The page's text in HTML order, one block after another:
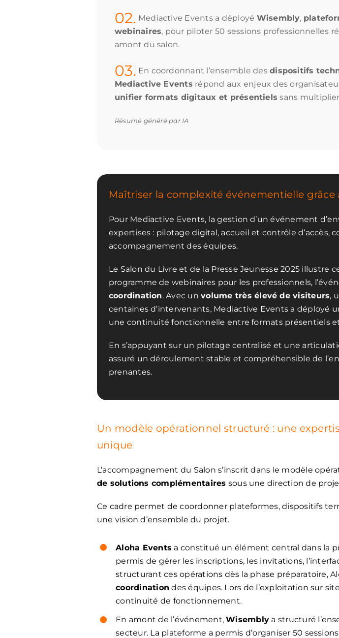
02. Mediactive Events a déployé Wisembly,
webinaires, pour piloter 50 sessions professionnelles
amont du salon.
03. En coordonnant l’ensemble desdispositifs
Mediactive Events répond aux enjeux des
unifier formats digitaux et présentiels sans
Résumé généré par IA
Maîtriser la complexité événementielle grâce
Pour Mediactive Events, la gestion d’un événement
expertises : pilotage digital, accueil et contrôle
accompagnement des équipes.
Le Salon du Livre et de la Presse Jeunesse 2025
programme de webinaires pour les professionnels,
coordination. Avec unvolume très élevé de visiteurs,
centaines d’intervenants, Mediactive Events a déployé
une continuité fonctionnelle entre formats présentiels
En s’appuyant sur un pilotage centralisé et une
assuré un déroulement stable et compréhensible de
prenantes.
Un modèle opérationnel structuré : une
unique
L’accompagnement du Salon s’inscrit dans le modèle
de solutions complémentaires sous une direction de
Ce cadre permet de coordonner plateformes, dispositifs
une vision d’ensemble du projet.
Aloha Events a constitué un élément central dans la
permis de gérer les inscriptions, les invitations,
structurant ces opérations dès la phase préparatoire,
coordination des équipes. Lors de l’exploitation sur
continuité de fonctionnement.
En amont de l’événement,Wisembly a structuré
secteur. La plateforme a permis d’organiser 50